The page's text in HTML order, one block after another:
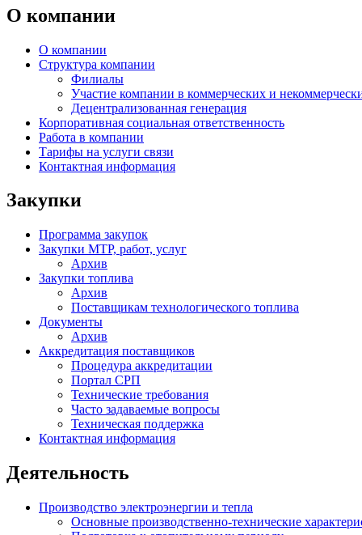
О компании
О компании
Структура компании
Филиалы
Участие компании в коммерческих и
Децентрализованная генерация
Корпоративная социальная ответственность
Работа в компании
Тарифы на услуги связи
Контактная информация
Закупки
Программа закупок
Закупки МТР, работ, услуг
Архив
Закупки топлива
Архив
Поставщикам технологического топлива
Документы
Архив
Аккредитация поставщиков
Процедура аккредитации
Портал СРП
Технические требования
Часто задаваемые вопросы
Техническая поддержка
Контактная информация
Деятельность
Производство электроэнергии и тепла
Основные производственно-технические